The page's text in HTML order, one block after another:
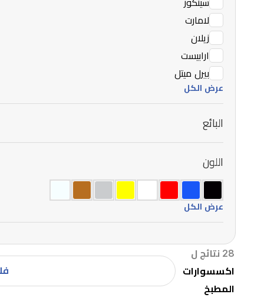
سينكور
لامارت
زيلان
ارابيست
بيرل ميتل
عرض الكل
البائع
اللون
عرض الكل
28 نتائج ل
اكسسوارات
المطبخ